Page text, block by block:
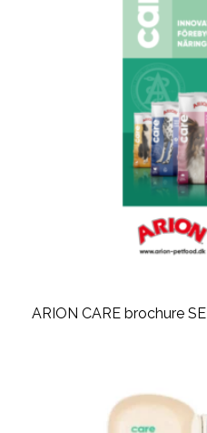
ARION CARE brochure SE